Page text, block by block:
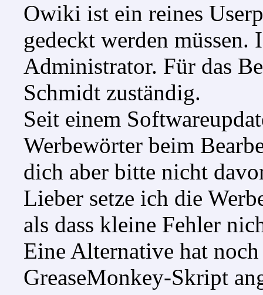
Owiki ist ein reines
gedeckt werden
Administrator. Für das
Schmidt zuständig.
Seit einem
Werbewörter beim
dich aber bitte nicht
Lieber setze ich die
als dass kleine Fehler
Eine Alternative hat
GreaseMonkey-Skript